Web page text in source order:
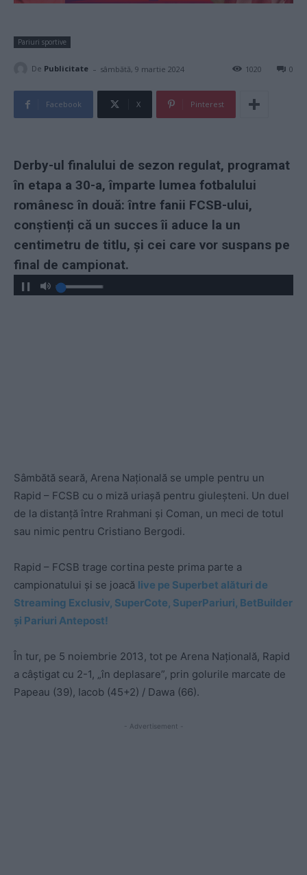
Pariuri sportive
De Publicitate - sâmbătă, 9 martie 2024 0
1020
Facebook X Pinterest
Derby-ul finalului de sezon regulat, programat
în etapa a 30-a, împarte lumea fotbalului
românesc în două: între fanii FCSB-ului,
conștienți că un succes îi aduce la un
centimetru de titlu, și cei care vor suspans pe
final de campionat.
Sâmbătă seară, Arena Națională se umple pentru un
Rapid – FCSB cu o miză uriașă pentru giuleșteni. Un duel
de la distanță între Rrahmani și Coman, un meci de totul
sau nimic pentru Cristiano Bergodi.
Rapid – FCSB trage cortina peste prima parte a
campionatului și se joacă live pe Superbet alături de
Streaming Exclusiv, SuperCote, SuperPariuri, BetBuilder
și Pariuri Antepost!
În tur, pe 5 noiembrie 2013, tot pe Arena Națională, Rapid
a câștigat cu 2-1, „în deplasare”, prin golurile marcate de
Papeau (39), Iacob (45+2) / Dawa (66).
- Advertisement -